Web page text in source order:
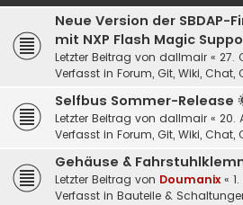
Neue Version der
mit NXP Flash Magic
Letzter Beitrag von dallmair « 27.
Verfasst in Forum, Git, Wiki,
Selfbus Sommer-Release
Letzter Beitrag von dallmair « 20.
Verfasst in Forum, Git, Wiki,
Gehäuse &
Letzter Beitrag von Doumanix «
Verfasst in Bauteile &